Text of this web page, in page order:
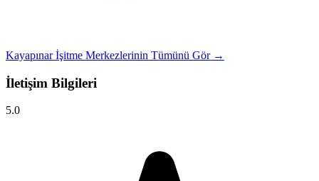
Kayapınar İşitme Merkezlerinin Tümünü Gör →
İletişim Bilgileri
5.0